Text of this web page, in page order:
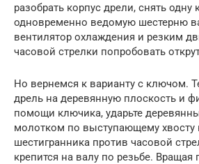
разобрать корпус дрели, снять
одновременно ведомую шестерню
вентилятор охлаждения и резким
часовой стрелки попробовать
Но вернемся к варианту с ключом.
дрель на деревянную плоскость и
помощи ключика, ударьте
молотком по выступающему хвосту
шестигранника против часовой
крепится на валу по резьбе. Вращая